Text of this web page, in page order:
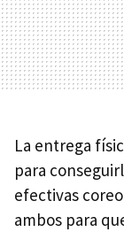
La entrega
para
efectivas
ambos para